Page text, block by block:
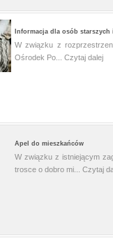
Informacja dla osób starszych
W związku z
Ośrodek Po... Czytaj dalej
Apel do mieszkańców
W związku z istniejącym
trosce o dobro mi... Czytaj